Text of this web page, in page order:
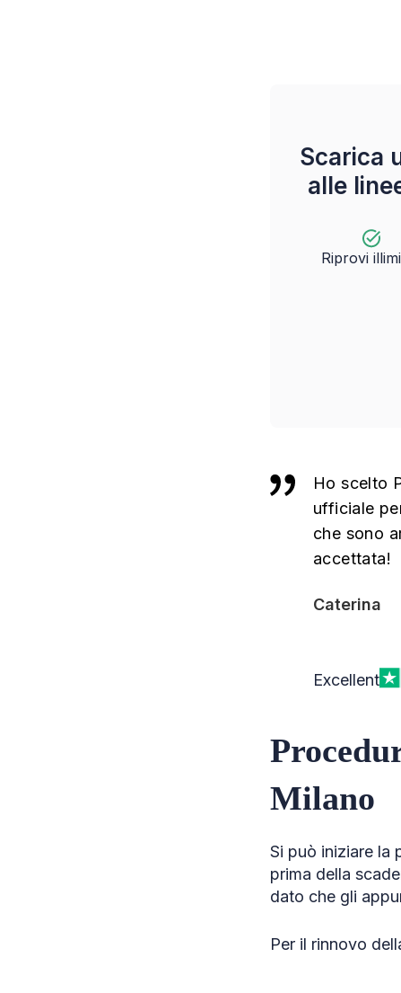
Scarica
alle
Riprovi
Ho scelto
ufficiale
che sono
accettata!
Caterina
Excellent
Milano
Si può iniziare la
prima della
dato che gli
Per il rinnovo